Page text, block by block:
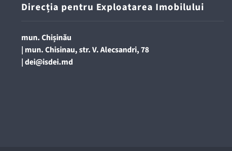
Direcția pentru Exploatarea Imobilului
mun. Chișinău
| mun. Chisinau, str. V. Alecsandri, 78
|dei@isdei.md